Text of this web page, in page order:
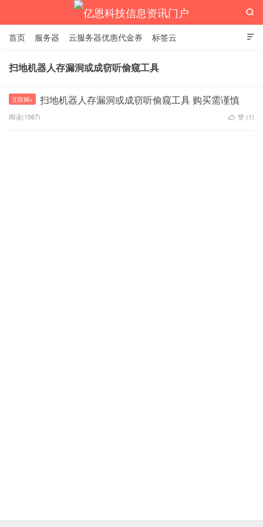
亿恩科技信息资讯门户

首页 服务器 云服务器优惠代金券 标签云

扫地机器人存漏洞或成窃听偷窥工具
互联网+ 扫地机器人存漏洞或成窃听偷窥工具 购买需谨慎
阅读(1567)  赞 (1)